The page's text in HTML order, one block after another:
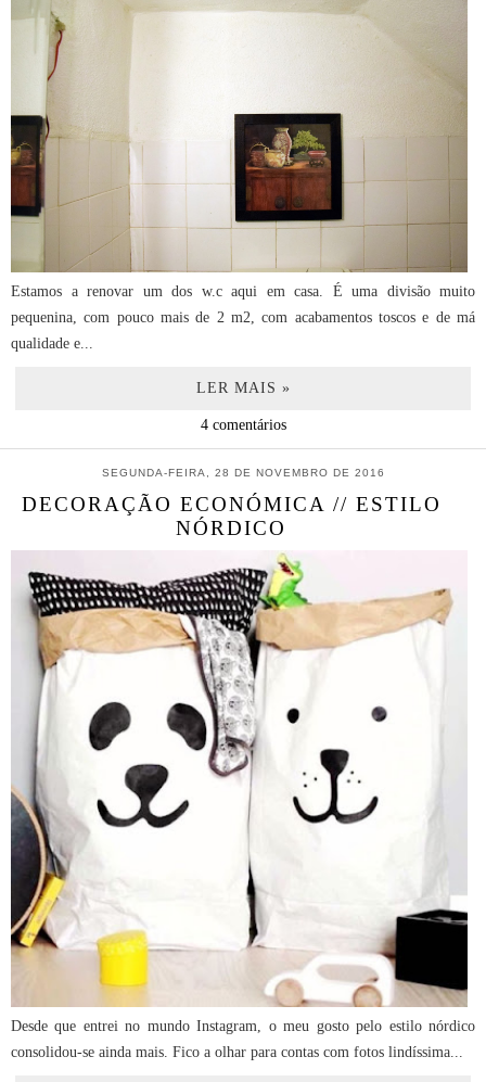
Estamos a renovar um dos w.c aqui em casa. É uma divisão muito
pequenina, com pouco mais de 2 m2, com acabamentos toscos e de má
qualidade e...
LER MAIS »
4 comentários
SEGUNDA-FEIRA, 28 DE NOVEMBRO DE 2016
DECORAÇÃO ECONÓMICA // ESTILO
NÓRDICO
Desde que entrei no mundo Instagram, o meu gosto pelo estilo nórdico
consolidou-se ainda mais. Fico a olhar para contas com fotos lindíssima...